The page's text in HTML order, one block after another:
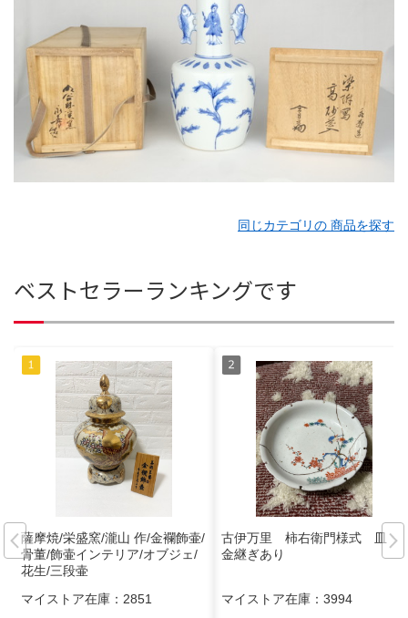
同じカテゴリの 商品を探す
ベストセラーランキングです
薩摩焼/栄盛窯/瀧山 作/金襴飾壷/
骨董/飾壷インテリア/オブジェ/
花生/三段壷
マイストア在庫： 2851
古伊万里 柿右衛門様式 皿
金継ぎあり
マイストア在庫： 3994